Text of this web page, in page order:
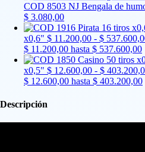
COD 8503 NJ Bengala de
$ 3.080,00
x0,6" $ 11.200,00 - $
$ 11.200,00 hasta $ 537.600,00
x0,5" $ 12.600,00 - $
$ 12.600,00 hasta $ 403.200,00
Descripción